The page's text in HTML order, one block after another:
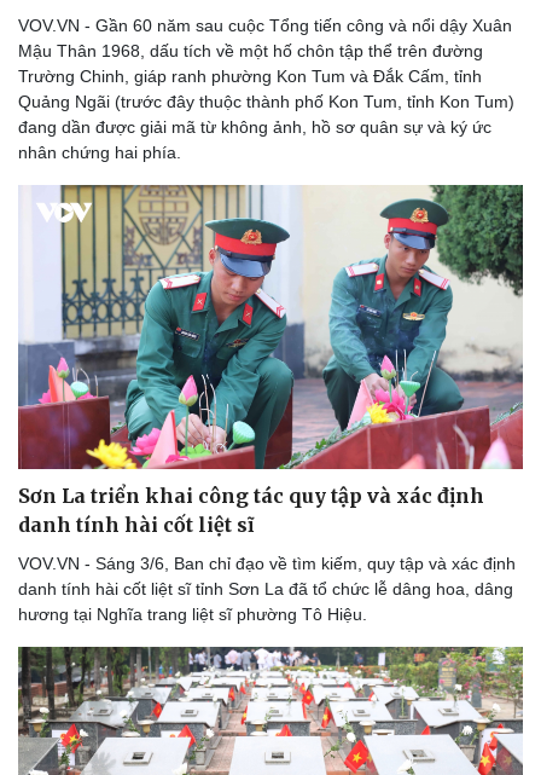
Thể thao
Bóng đá
Lịch thi đấu bóng đá
Thế giới thể thao
eSports
Ô tô - Xe máy
Ô tô
Tư vấn
VOV.VN - Gần 60 năm sau cuộc Tổng tiến công và nổi dậy Xuân
Mậu Thân 1968, dấu tích về một hố chôn tập thể trên đường
Trường Chinh, giáp ranh phường Kon Tum và Đắk Cấm, tỉnh
Quảng Ngãi (trước đây thuộc thành phố Kon Tum, tỉnh Kon Tum)
đang dần được giải mã từ không ảnh, hồ sơ quân sự và ký ức
nhân chứng hai phía.
Sơn La triển khai công tác quy tập và xác định
danh tính hài cốt liệt sĩ
VOV.VN - Sáng 3/6, Ban chỉ đạo về tìm kiếm, quy tập và xác định
danh tính hài cốt liệt sĩ tỉnh Sơn La đã tổ chức lễ dâng hoa, dâng
hương tại Nghĩa trang liệt sĩ phường Tô Hiệu.